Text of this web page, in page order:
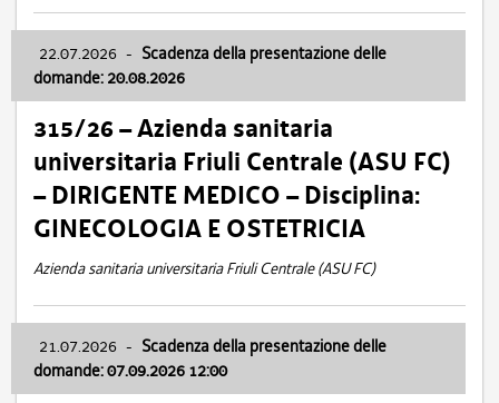
22.07.2026 - Scadenza della presentazione delle
domande: 20.08.2026
315/26 – Azienda sanitaria
universitaria Friuli Centrale (ASU FC)
– DIRIGENTE MEDICO – Disciplina:
GINECOLOGIA E OSTETRICIA
Azienda sanitaria universitaria Friuli Centrale (ASU FC)
21.07.2026 - Scadenza della presentazione delle
domande: 07.09.2026 12:00